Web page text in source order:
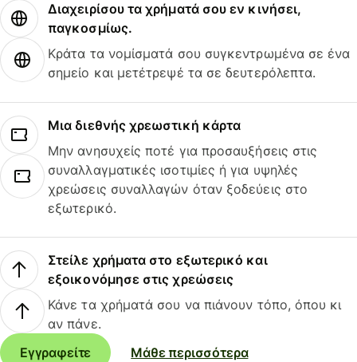
Διαχειρίσου τα χρήματά σου εν κινήσει,
παγκοσμίως.
Κράτα τα νομίσματά σου συγκεντρωμένα σε ένα
σημείο και μετέτρεψέ τα σε δευτερόλεπτα.
Μια διεθνής χρεωστική κάρτα
Μην ανησυχείς ποτέ για προσαυξήσεις στις
συναλλαγματικές ισοτιμίες ή για υψηλές
χρεώσεις συναλλαγών όταν ξοδεύεις στο
εξωτερικό.
Στείλε χρήματα στο εξωτερικό και
εξοικονόμησε στις χρεώσεις
Κάνε τα χρήματά σου να πιάνουν τόπο, όπου κι
αν πάνε.
Εγγραφείτε
Μάθε περισσότερα